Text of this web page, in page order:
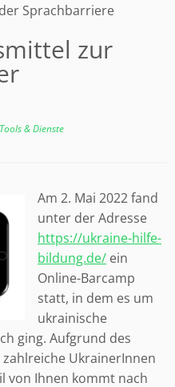
Sprachbarriere
zur
Tools & Dienste
Am 2. Mai 2022 fand
unter der Adresse
https://ukraine-hilfe-
bildung.de/ ein
Online-Barcamp
statt, in dem es um
ukrainische
ging. Aufgrund des
UkrainerInnen
von Ihnen kommt nach